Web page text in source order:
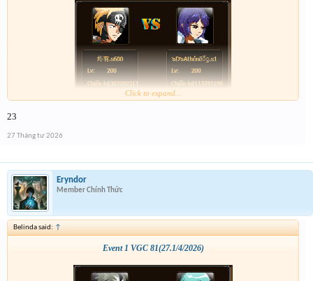
Click to expand...
23
27 Tháng tư 2026
Eryndor
Member Chính Thức
Belinda said: ↑
Event 1 VGC 81(27.1/4/2026)